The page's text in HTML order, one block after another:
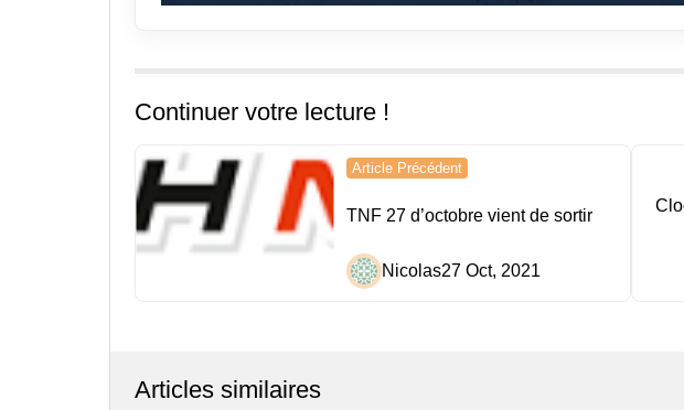
Continuer votre lecture !
Navigation
de
l’article
Article Précédent
TNF 27 d’octobre vient de sortir
Nicolas27 Oct, 2021
Articles similaires